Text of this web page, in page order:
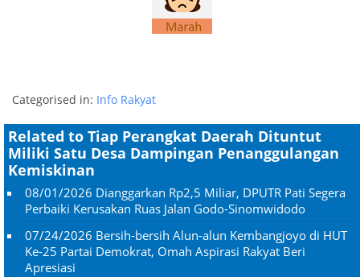
Categorised in: Info Rakyat
Related to Tiap Perangkat Daerah Dituntut
Miliki Satu Desa Dampingan Penanggulangan
Kemiskinan
08/01/2026 Dianggarkan Rp2,5 Miliar, DPUTR Pati Segera
Perbaiki Kerusakan Ruas Jalan Godo-Sinomwidodo
07/24/2026 Bersih-bersih Alun-alun Kembangjoyo di HUT
Ke-25 Partai Demokrat, Omah Aspirasi Rakyat Beri
Apresiasi